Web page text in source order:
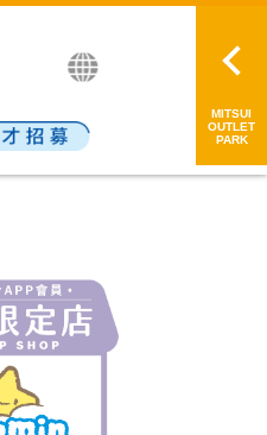
日本語
MITSUI
OUTLET
PARK